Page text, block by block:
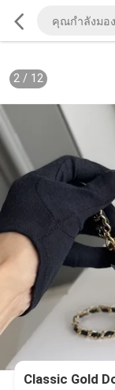
2/ 12
Classic Gold